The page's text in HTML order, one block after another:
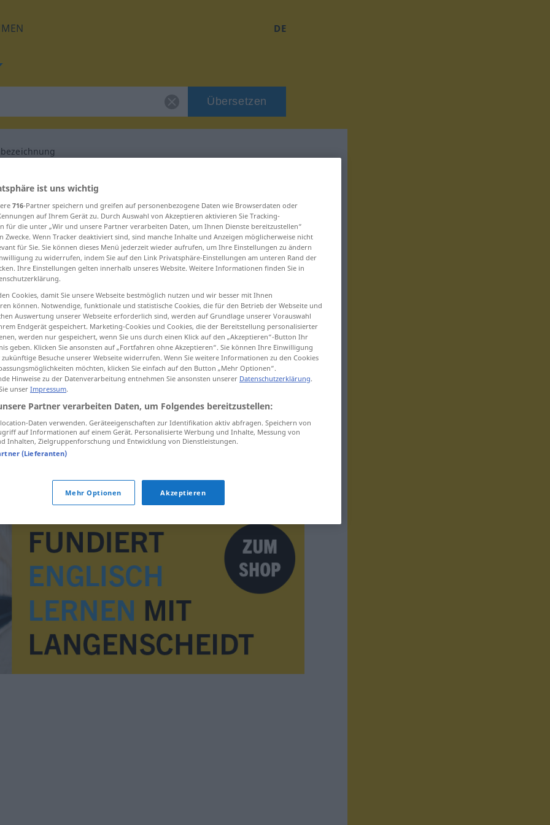
DE
Übersetzen
"Buchstabenbezeichnung"
Übersetzung
number
Buchstabenbezeichnung MATH
Buchstabenbezeichnung
ist uns wichtig
716-Partner speichern und greifen auf personenbezogene Daten wie Browserdaten oder
auf Ihrem Gerät zu. Durch Auswahl von Akzeptieren aktivieren Sie Tracking-
für die unter „Wir und unsere Partner verarbeiten Daten, um Ihnen Dienste bereitzustellen“
Zwecke. Wenn Tracker deaktiviert sind, sind manche Inhalte und Anzeigen möglicherweise nicht
für Sie. Sie können dieses Menü jederzeit wieder aufrufen, um Ihre Einstellungen zu ändern
zu widerrufen, indem Sie auf den Link Privatsphäre-Einstellungen am unteren Rand der
Ihre Einstellungen gelten innerhalb unseres Website. Weitere Informationen finden Sie in
Cookies, damit Sie unsere Webseite bestmöglich nutzen und wir besser mit Ihnen
können. Notwendige, funktionale und statistische Cookies, die für den Betrieb der Webseite und
Auswertung unserer Webseite erforderlich sind, werden auf Grundlage unserer Vorauswahl
Endgerät gespeichert. Marketing-Cookies und Cookies, die der Bereitstellung personalisierter
werden nur gespeichert, wenn Sie uns durch einen Klick auf den „Akzeptieren“-Button Ihr
geben. Klicken Sie ansonsten auf „Fortfahren ohne Akzeptieren“. Sie können Ihre Einwilligung
Besuche unserer Webseite widerrufen. Wenn Sie weitere Informationen zu den Cookies
möchten, klicken Sie einfach auf den Button „Mehr Optionen“.
Hinweise zu der Datenverarbeitung entnehmen Sie ansonsten unserer Datenschutzerklärung.
unser Impressum.
Partner verarbeiten Daten, um Folgendes bereitzustellen:
Daten verwenden. Geräteeigenschaften zur Identifikation aktiv abfragen. Speichern von
auf Informationen auf einem Gerät. Personalisierte Werbung und Inhalte, Messung von
Inhalten, Zielgruppenforschung und Entwicklung von Dienstleistungen.
(Lieferanten)
Mehr Optionen Akzeptieren